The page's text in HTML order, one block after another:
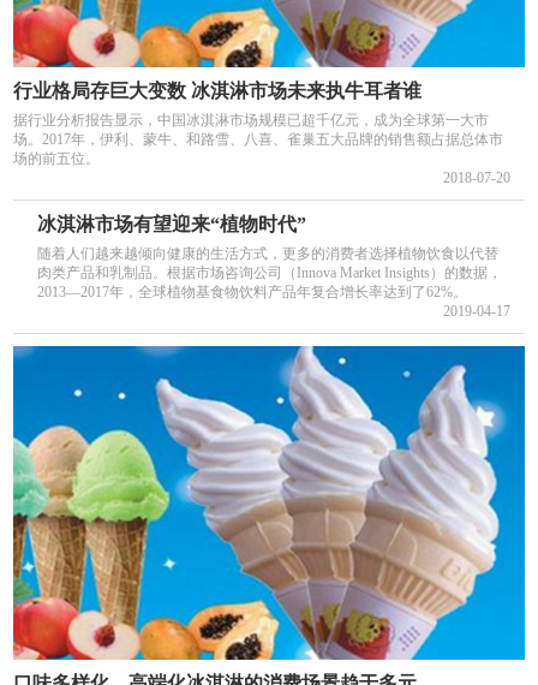
行业格局存巨大变数 冰淇淋市场未来执牛耳者谁
据行业分析报告显示，中国冰淇淋市场规模已超千亿元，成为全球第一大市
场。2017年，伊利、蒙牛、和路雪、八喜、雀巢五大品牌的销售额占据总体市
场的前五位。
2018-07-20
冰淇淋市场有望迎来“植物时代”
随着人们越来越倾向健康的生活方式，更多的消费者选择植物饮食以代替
肉类产品和乳制品。根据市场咨询公司（Innova Market Insights）的数据，
2013—2017年，全球植物基食物饮料产品年复合增长率达到了62%。
2019-04-17